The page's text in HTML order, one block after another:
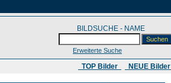
BILDSUCHE - NAME
Erweiterte Suche
​ TOP Bilder NEUE Bilder